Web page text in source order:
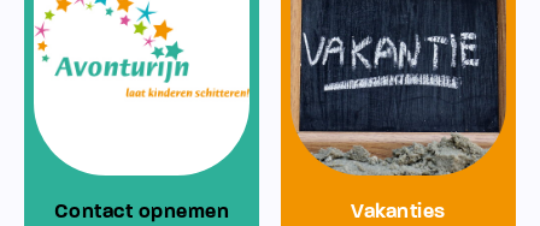
Contact opnemen Vakanties